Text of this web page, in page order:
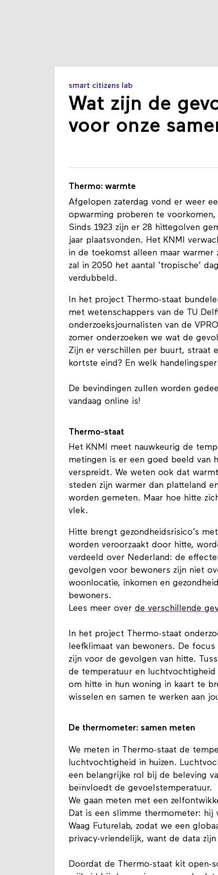
smart citizens lab
Wat zijn de
voor onze
Thermo: warmte
Afgelopen zaterdag vond er weer
opwarming proberen te
Sinds 1923 zijn er 28 hittegolven
jaar plaatsvonden. Het KNMI
in de toekomst alleen maar
zal in 2050 het aantal ‘tropische’
verdubbeld.
In het project Thermo-staat
met wetenschappers van de TU
onderzoeksjournalisten van de
zomer onderzoeken we wat de
Zijn er verschillen per buurt, straat
kortste eind? En welk
De bevindingen zullen worden
vandaag online is!
Thermo-staat
Het KNMI meet nauwkeurig de
metingen is er een goed beeld van
verspreidt. We weten ook dat
steden zijn warmer dan platteland
worden gemeten. Maar hoe hitte
vlek.
Hitte brengt gezondheidsrisico’s
worden veroorzaakt door hitte,
verdeeld over Nederland: de
gevolgen voor bewoners zijn niet
woonlocatie, inkomen en
bewoners.
Lees meer over de verschillende
In het project Thermo-staat
leefklimaat van bewoners. De
zijn voor de gevolgen van hitte.
de temperatuur en
om hitte in hun woning in kaart te
wisselen en samen te werken aan
De thermometer: samen meten
We meten in Thermo-staat de
luchtvochtigheid in huizen.
een belangrijke rol bij de beleving
beïnvloedt de gevoelstemperatuur.
We gaan meten met een
Dat is een slimme thermometer: hij
Waag Futurelab, zodat we een
privacy-vriendelijk, want de data
Doordat de Thermo-staat kit open-